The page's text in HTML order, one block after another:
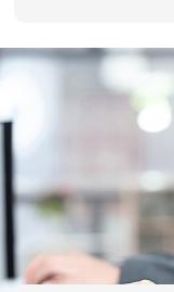
完善的售前
本公司免费上
性化；水处理设
时间准时，并提
荣已成功为多家
计各种不同类型